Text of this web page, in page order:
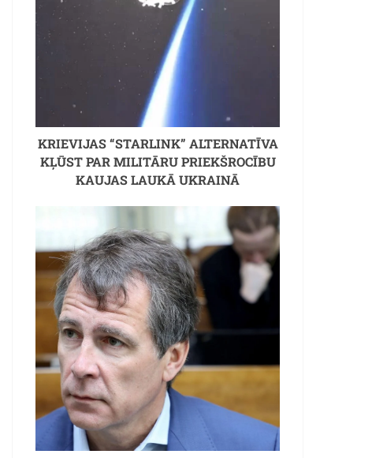
KRIEVIJAS “STARLINK” ALTERNATĪVA
KĻŪST PAR MILITĀRU PRIEKŠROCĪBU
KAUJAS LAUKĀ UKRAINĀ